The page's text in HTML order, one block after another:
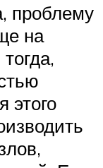
проблему
на
этого